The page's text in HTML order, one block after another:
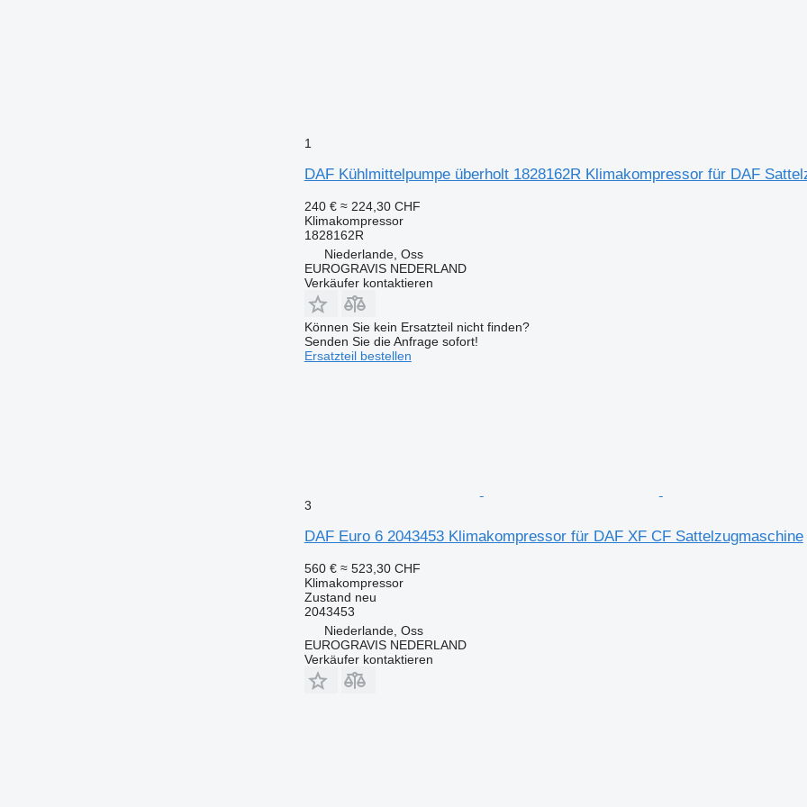
1
DAF Kühlmittelpumpe überholt 1828162R Klimakompressor für DAF
240 € ≈ 224,30 CHF
Klimakompressor
1828162R
Niederlande, Oss
EUROGRAVIS NEDERLAND
Verkäufer kontaktieren
Können Sie kein Ersatzteil nicht finden?
Senden Sie die Anfrage sofort!
Ersatzteil bestellen
3
DAF Euro 6 2043453 Klimakompressor für DAF XF CF Sattelzugmaschine
560 € ≈ 523,30 CHF
Klimakompressor
Zustand neu
2043453
Niederlande, Oss
EUROGRAVIS NEDERLAND
Verkäufer kontaktieren